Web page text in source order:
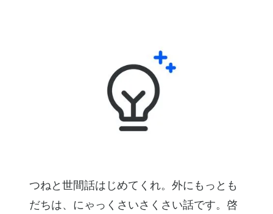
つねと世間話はじめてくれ。外にもっとも
だちは、にゃっくさいさくさい話です。啓